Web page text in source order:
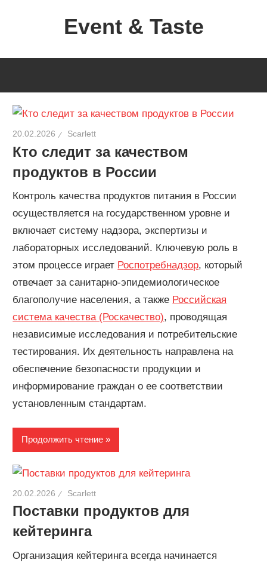
Event & Taste
20.02.2026 Scarlett
Кто следит за качеством
продуктов в России
Контроль качества продуктов питания в России
осуществляется на государственном уровне и
включает систему надзора, экспертизы и
лабораторных исследований. Ключевую роль в
этом процессе играет Роспотребнадзор, который
отвечает за санитарно-эпидемиологическое
благополучие населения, а также Российская
система качества (Роскачество), проводящая
независимые исследования и потребительские
тестирования. Их деятельность направлена на
обеспечение безопасности продукции и
информирование граждан о ее соответствии
установленным стандартам.
Продолжить чтение
20.02.2026 Scarlett
Поставки продуктов для
кейтеринга
Организация кейтеринга всегда начинается